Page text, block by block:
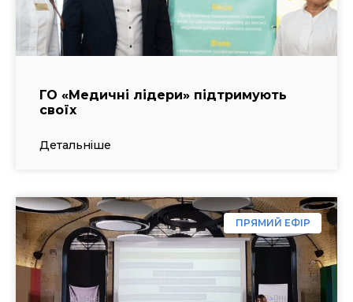
ГО «Медичні лідери» підтримують
своїх
Детальніше
ПРЯМИЙ ЕФІР